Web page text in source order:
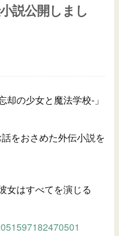
説公開しまし
の少女と魔法学校-」
をおさめた外伝小説を
女はすべてを演じる